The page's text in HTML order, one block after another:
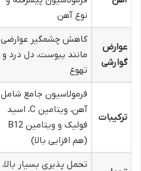
نوع آهن
عوارض
گوارشی
کاهش چشمگیر عوارضی
مانند یبوست، دل درد و
تهوع
ترکیبات
فرمولاسیون جامع شامل
آهن، ویتامین C، اسید
فولیک و ویتامین B12
(هم افزایی بالا)
تحمل پذیری بسیار بالا،